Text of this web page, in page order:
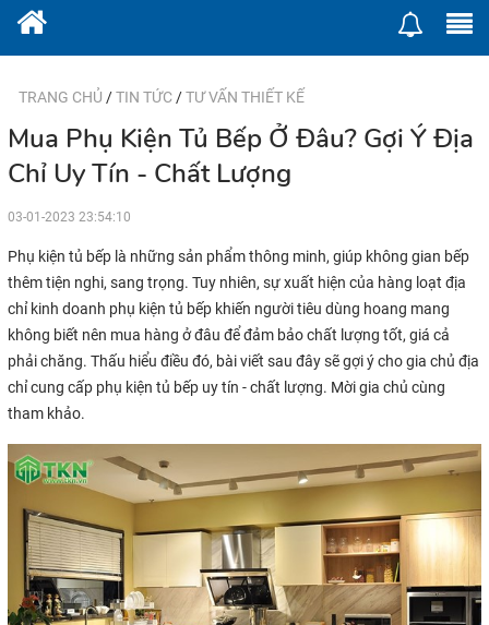
TRANG CHỦ /TIN TỨC /TƯ VẤN THIẾT KẾ
Mua Phụ Kiện Tủ Bếp Ở Đâu? Gợi Ý Địa
Chỉ Uy Tín - Chất Lượng
03-01-2023 23:54:10
Phụ kiện tủ bếp là những sản phẩm thông minh, giúp không gian bếp
thêm tiện nghi, sang trọng. Tuy nhiên, sự xuất hiện của hàng loạt địa
chỉ kinh doanh phụ kiện tủ bếp khiến người tiêu dùng hoang mang
không biết nên mua hàng ở đâu để đảm bảo chất lượng tốt, giá cả
phải chăng. Thấu hiểu điều đó, bài viết sau đây sẽ gợi ý cho gia chủ địa
chỉ cung cấp phụ kiện tủ bếp uy tín - chất lượng. Mời gia chủ cùng
tham khảo.